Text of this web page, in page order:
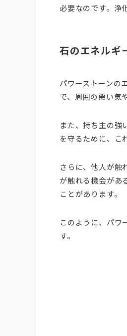
必要なのです。浄
石のエネルギ
パワーストーンの
で、周囲の悪い気
また、持ち主の強
を守るために、こ
さらに、他人が触
が触れる機会があ
ことがあります。
このように、パワ
す。